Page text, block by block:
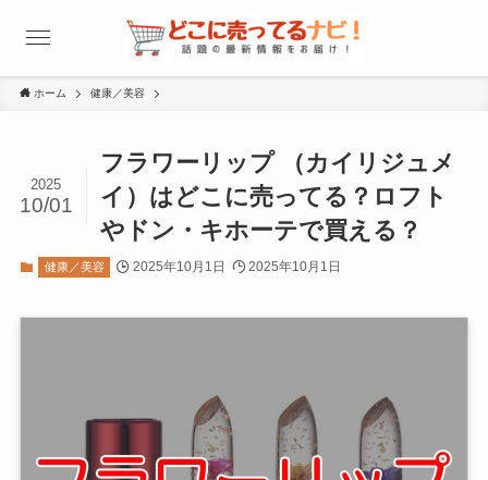
ホーム 健康／美容
フラワーリップ （カイリジュメ
イ）はどこに売ってる？ロフト
やドン・キホーテで買える？
2025
10/01
健康／美容 2025年10月1日 2025年10月1日